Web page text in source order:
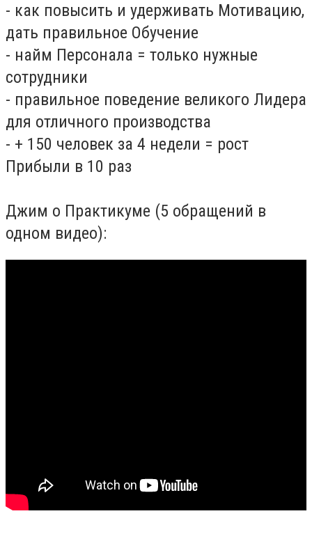
- как повысить и удерживать Мотивацию,
дать правильное Обучение
- найм Персонала = только нужные
сотрудники
- правильное поведение великого Лидера
для отличного производства
- + 150 человек за 4 недели = рост
Прибыли в 10 раз
Джим о Практикуме (5 обращений в
одном видео):